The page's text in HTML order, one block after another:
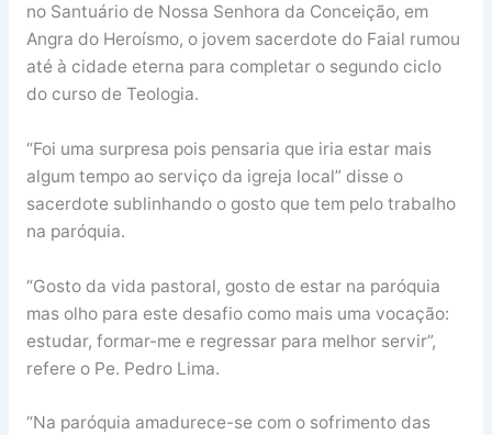
no Santuário de Nossa Senhora da Conceição, em
Angra do Heroísmo, o jovem sacerdote do Faial rumou
até à cidade eterna para completar o segundo ciclo
do curso de Teologia.
“Foi uma surpresa pois pensaria que iria estar mais
algum tempo ao serviço da igreja local” disse o
sacerdote sublinhando o gosto que tem pelo trabalho
na paróquia.
“Gosto da vida pastoral, gosto de estar na paróquia
mas olho para este desafio como mais uma vocação:
estudar, formar-me e regressar para melhor servir”,
refere o Pe. Pedro Lima.
“Na paróquia amadurece-se com o sofrimento das